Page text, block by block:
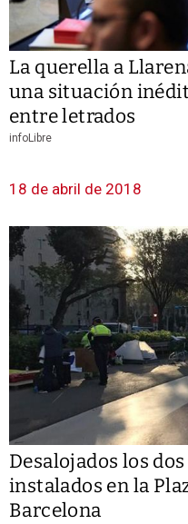
La querella a
una situación
entre letrados
infoLibre
18 de abril de 2018
Desalojados los
instalados en la
Barcelona